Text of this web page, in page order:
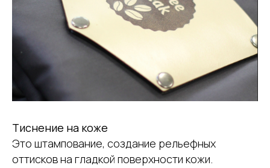
Тиснение на коже
Это штампование, создание рельефных
оттисков на гладкой поверхности кожи.